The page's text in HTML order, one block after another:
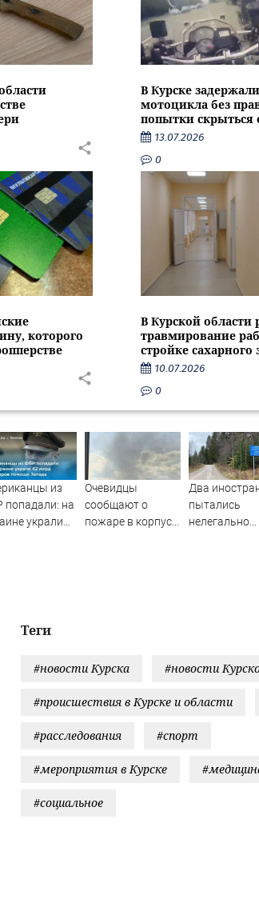
В Курске
мотоцикла без
попытки скрыться
13.07.2026
0
которого
В Курской области
травмирование
стройке сахарного
10.07.2026
0
из
попадали: на
украли
Очевидцы
сообщают о
пожаре в корпусе
Два
пытались
нелегально
Теги
#новости Курска #новости
#происшествия в Курске и области
#расследования #спорт
#мероприятия в Курске
#социальное